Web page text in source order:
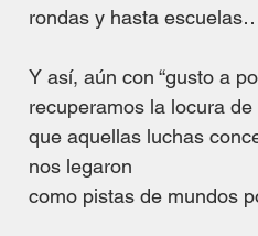
rondas y hasta
Y así, aún con “gusto a
recuperamos la locura
que aquellas luchas
nos legaron
como pistas de mundos